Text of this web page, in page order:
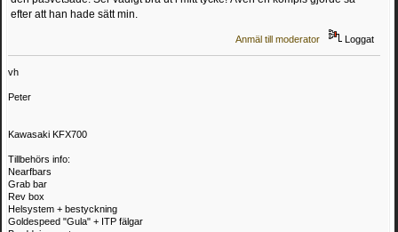
efter att han hade sätt min.
Anmäl till moderator Loggat
vh
Peter
Kawasaki KFX700
Tillbehörs info:
Nearfbars
Grab bar
Rev box
Helsystem + bestyckning
Goldespeed "Gula" + ITP fälgar